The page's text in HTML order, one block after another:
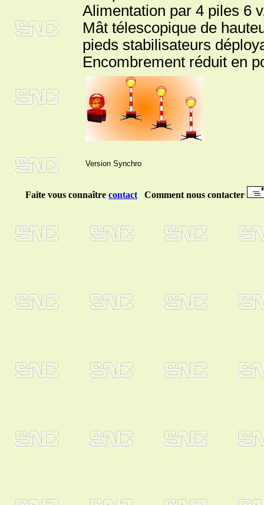
Alimentation par 4 piles 6
Mât télescopique de
pieds stabilisateurs
Encombrement réduit en
Version Synchro
Faite vous connaître contact Comment nous contacter